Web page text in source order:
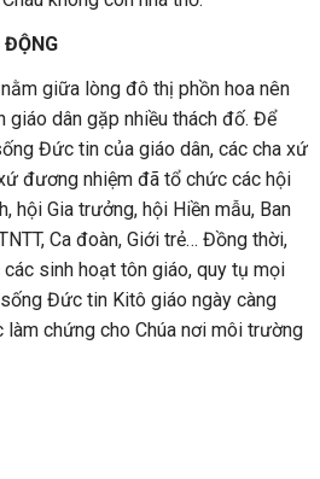
ĐỘNG
giữa lòng đô thị phồn hoa nên
dân gặp nhiều thách đố. Để
Đức tin của giáo dân, các cha xứ
đương nhiệm đã tổ chức các hội
hội Gia trưởng, hội Hiền mẫu, Ban
Ca đoàn, Giới trẻ… Đồng thời,
sinh hoạt tôn giáo, quy tụ mọi
Đức tin Kitô giáo ngày càng
chứng cho Chúa nơi môi trường